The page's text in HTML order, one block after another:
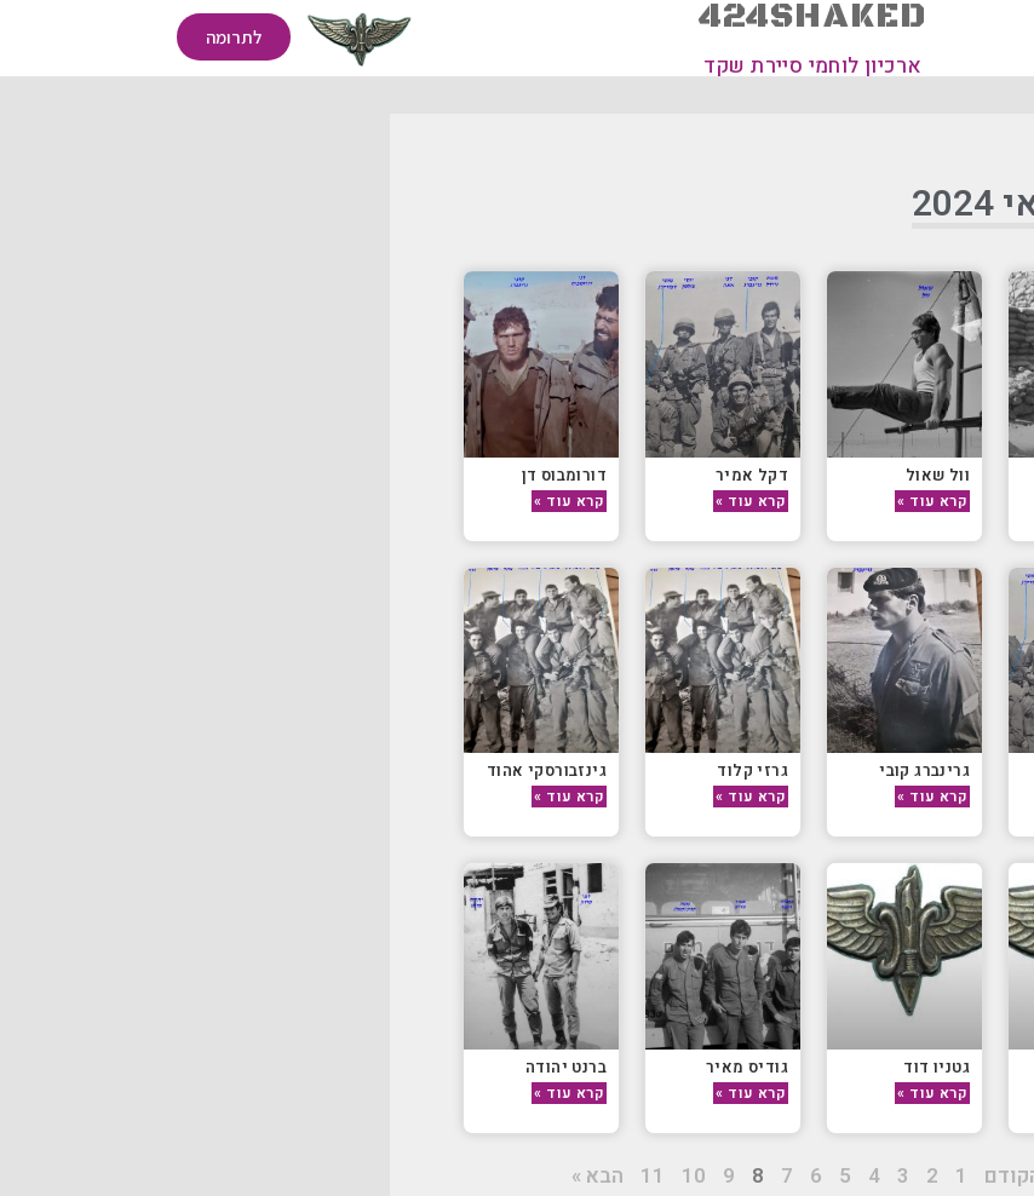
424SHAKED
ארכיון לוחמי סיירת שקד
לתרומה
וול שאול
קרא עוד »
דקל אמיר
קרא עוד »
דורומבוס דן
קרא עוד »
גרינברג קובי
קרא עוד »
גרזי קלוד
קרא עוד »
גינזבורסקי אהוד
קרא עוד »
גטניו דוד
קרא עוד »
גודיס מאיר
קרא עוד »
ברנט יהודה
קרא עוד »
1
2
3
4
5
6
7
8
9
10
11 הבא »